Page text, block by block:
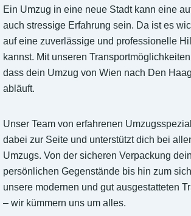
Ein Umzug in eine neue Stadt kann eine
auch stressige Erfahrung sein. Da ist es
auf eine zuverlässige und professionelle
kannst. Mit unseren
dass dein Umzug von Wien nach Den
abläuft.
Unser Team von erfahrenen
dabei zur Seite und unterstützt dich bei
Umzugs. Von der sicheren Verpackung
persönlichen Gegenstände bis hin zum
unsere modernen und gut ausgestatteten
– wir kümmern uns um alles.